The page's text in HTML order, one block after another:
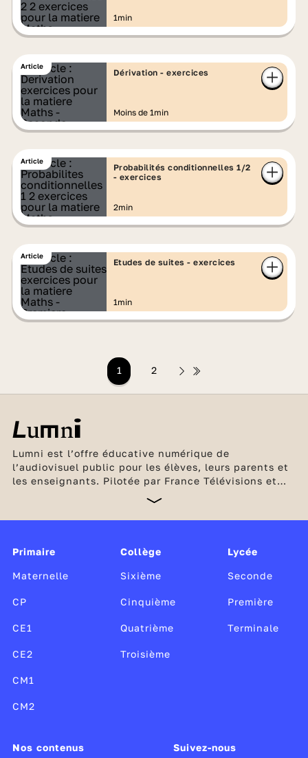
1min
Article
Dérivation - exercices
Moins de 1min
Article
Probabilités conditionnelles 1/2
- exercices
2min
Article
Etudes de suites - exercices
1min
1 2
Lumni est l’offre éducative numérique de
l’audiovisuel public pour les élèves, leurs parents et
les enseignants. Pilotée par France Télévisions et
unique, gratuite et sans publicité est soutenue par le
Canopé, le CLEMI, ainsi que par le ministère de la
Primaire
Maternelle
CP
CE1
CE2
CM1
CM2
Collège
Sixième
Cinquième
Quatrième
Troisième
Lycée
Seconde
Première
Terminale
Nos contenus Suivez-nous